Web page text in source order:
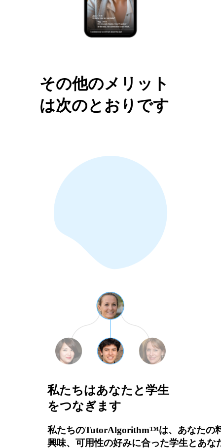
その他のメリット
は次のとおりです
私たちはあなたと学生
をつなぎます
私たちのTutorAlgorithm™は、あなたの
興味、可用性の好みに合った学生とあな